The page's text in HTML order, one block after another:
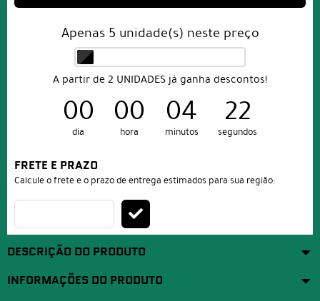
Apenas 5 unidade(s) neste preço
A partir de 2 UNIDADES já ganha descontos!
00
dia
00
hora
04
minutos
21
segundos
FRETE E PRAZO
Calcule o frete e o prazo de entrega estimados para sua região:
DESCRIÇÃO DO PRODUTO
INFORMAÇÕES DO PRODUTO